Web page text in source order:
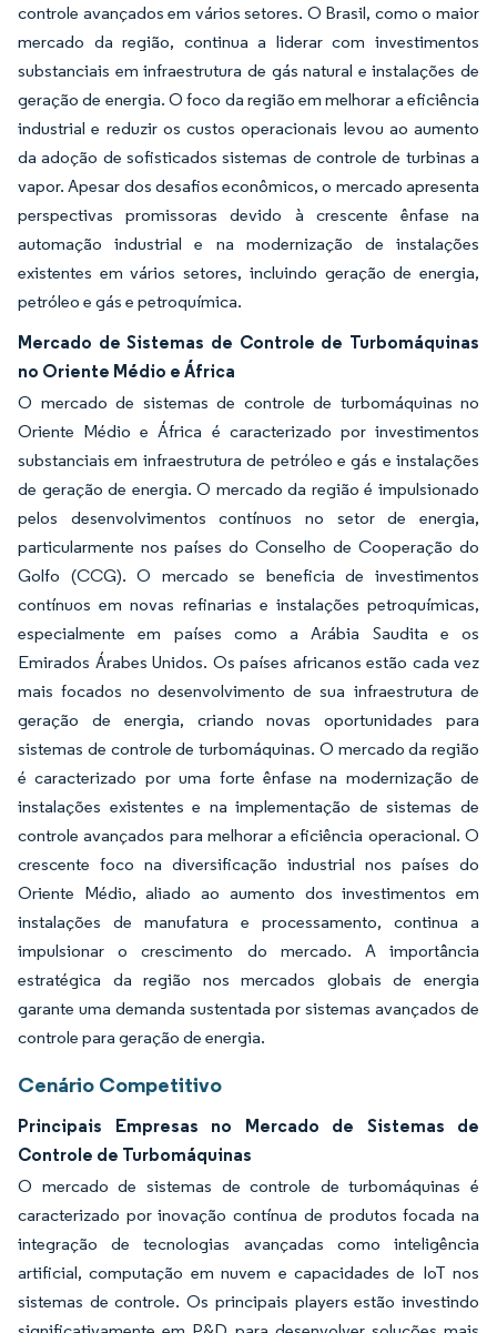
controle avançados em vários setores. O Brasil, como o maior
mercado da região, continua a liderar com investimentos
substanciais em infraestrutura de gás natural e instalações de
geração de energia. O foco da região em melhorar a eficiência
industrial e reduzir os custos operacionais levou ao aumento
da adoção de sofisticados sistemas de controle de turbinas a
vapor. Apesar dos desafios econômicos, o mercado apresenta
perspectivas promissoras devido à crescente ênfase na
automação industrial e na modernização de instalações
existentes em vários setores, incluindo geração de energia,
petróleo e gás e petroquímica.
Mercado de Sistemas de Controle de Turbomáquinas
no Oriente Médio e África
O mercado de sistemas de controle de turbomáquinas no
Oriente Médio e África é caracterizado por investimentos
substanciais em infraestrutura de petróleo e gás e instalações
de geração de energia. O mercado da região é impulsionado
pelos desenvolvimentos contínuos no setor de energia,
particularmente nos países do Conselho de Cooperação do
Golfo (CCG). O mercado se beneficia de investimentos
contínuos em novas refinarias e instalações petroquímicas,
especialmente em países como a Arábia Saudita e os
Emirados Árabes Unidos. Os países africanos estão cada vez
mais focados no desenvolvimento de sua infraestrutura de
geração de energia, criando novas oportunidades para
sistemas de controle de turbomáquinas. O mercado da região
é caracterizado por uma forte ênfase na modernização de
instalações existentes e na implementação de sistemas de
controle avançados para melhorar a eficiência operacional. O
crescente foco na diversificação industrial nos países do
Oriente Médio, aliado ao aumento dos investimentos em
instalações de manufatura e processamento, continua a
impulsionar o crescimento do mercado. A importância
estratégica da região nos mercados globais de energia
garante uma demanda sustentada por sistemas avançados de
controle para geração de energia.
Cenário Competitivo
Principais Empresas no Mercado de Sistemas de
Controle de Turbomáquinas
O mercado de sistemas de controle de turbomáquinas é
caracterizado por inovação contínua de produtos focada na
integração de tecnologias avançadas como inteligência
artificial, computação em nuvem e capacidades de IoT nos
sistemas de controle. Os principais players estão investindo